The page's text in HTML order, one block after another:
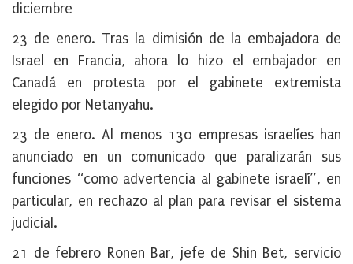
diciembre
23 de enero. Tras la dimisión de la embajadora de
Israel en Francia, ahora lo hizo el embajador en
Canadá en protesta por el gabinete extremista
elegido por Netanyahu.
23 de enero. Al menos 130 empresas israelíes han
anunciado en un comunicado que paralizarán sus
funciones “como advertencia al gabinete israelí”, en
particular, en rechazo al plan para revisar el sistema
judicial.
21 de febrero Ronen Bar, jefe de Shin Bet, servicio